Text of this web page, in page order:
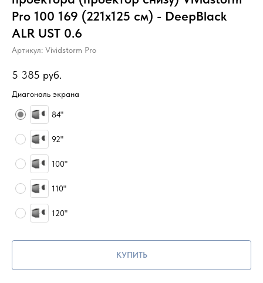
Pro 100 169 (221x125 см) - DeepBlack
ALR UST 0.6
Артикул: Vividstorm Pro
5 385 руб.
Диагональ экрана
84"
92"
100"
110"
120"
КУПИТЬ